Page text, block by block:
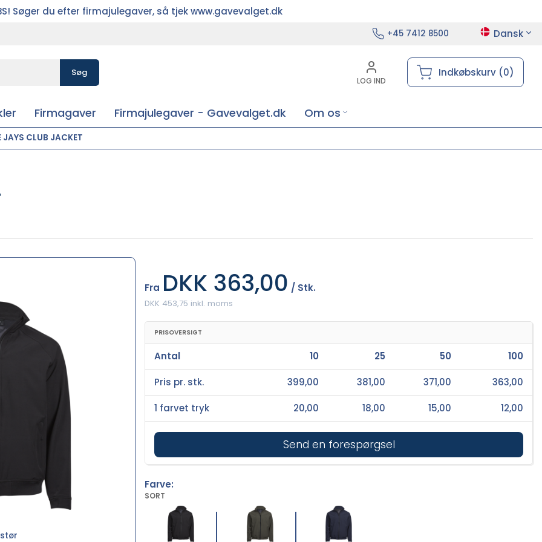
Søger du efter firmajulegaver, så tjek www.gavevalget.dk
+45 7412 8500 Dansk
Søg
LOG IND
Indkøbskurv (0)
Firmagaver Firmajulegaver - Gavevalget.dk Om os
JAYS CLUB JACKET
Fra DKK 363,00 / Stk.
DKK 453,75 inkl. moms
PRISOVERSIGT
Send en forespørgsel
Antal 10 25 50 100
Pris pr. stk. 399,00 381,00 371,00 363,00
1 farvet tryk 20,00 18,00 15,00 12,00
Farve:
SORT